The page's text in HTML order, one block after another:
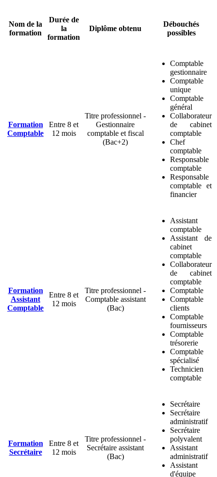
Nom de la
formation
Durée de
la
formation
Diplôme obtenu
Débouchés
possibles
Formation
Comptable
Entre 8 et
12 mois
Titre professionnel -
Gestionnaire
comptable et fiscal
(Bac+2)
Comptable
gestionnaire
Comptable
unique
Comptable
général
Collaborateur
de cabinet
comptable
Chef
comptable
Responsable
comptable
Responsable
comptable et
financier
Formation
Assistant
Comptable
Entre 8 et
12 mois
Titre professionnel -
Comptable assistant
(Bac)
Assistant
comptable
Assistant de
cabinet
comptable
Collaborateur
de cabinet
comptable
Comptable
Comptable
clients
Comptable
fournisseurs
Comptable
trésorerie
Comptable
spécialisé
Technicien
comptable
Formation
Secrétaire
Entre 8 et
12 mois
Titre professionnel -
Secrétaire assistant
(Bac)
Secrétaire
Secrétaire
administratif
Secrétaire
polyvalent
Assistant
administratif
Assistant
d'équipe